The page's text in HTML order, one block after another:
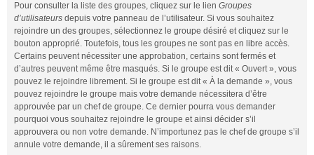
Pour consulter la liste des groupes, cliquez sur le lien Groupes
d’utilisateurs depuis votre panneau de l’utilisateur. Si vous souhaitez
rejoindre un des groupes, sélectionnez le groupe désiré et cliquez sur le
bouton approprié. Toutefois, tous les groupes ne sont pas en libre accès.
Certains peuvent nécessiter une approbation, certains sont fermés et
d’autres peuvent même être masqués. Si le groupe est dit « Ouvert », vous
pouvez le rejoindre librement. Si le groupe est dit « À la demande », vous
pouvez rejoindre le groupe mais votre demande nécessitera d’être
approuvée par un chef de groupe. Ce dernier pourra vous demander
pourquoi vous souhaitez rejoindre le groupe et ainsi décider s’il
approuvera ou non votre demande. N’importunez pas le chef de groupe s’il
annule votre demande, il a sûrement ses raisons.